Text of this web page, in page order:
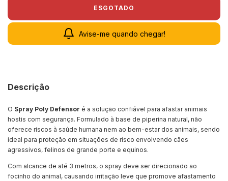
Avise-me quando chegar!
Descrição
O Spray Poly Defensor é a solução confiável para afastar animais
hostis com segurança. Formulado à base de piperina natural, não
oferece riscos à saúde humana nem ao bem-estar dos animais, sendo
ideal para proteção em situações de risco envolvendo cães
agressivos, felinos de grande porte e equinos.
Com alcance de até 3 metros, o spray deve ser direcionado ao
focinho do animal, causando irritação leve que promove afastamento